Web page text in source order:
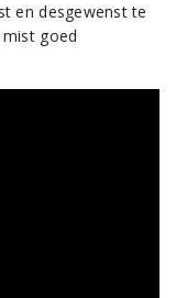
en desgewenst te
goed